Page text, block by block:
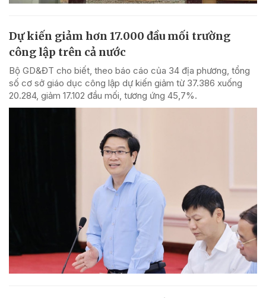
Dự kiến giảm hơn 17.000 đầu mối trường
công lập trên cả nước
Bộ GD&ĐT cho biết, theo báo cáo của 34 địa phương, tổng
số cơ sở giáo dục công lập dự kiến giảm từ 37.386 xuống
20.284, giảm 17.102 đầu mối, tương ứng 45,7%.